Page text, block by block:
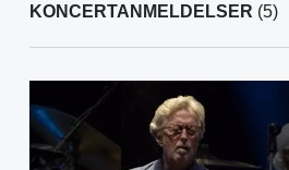
KONCERTANMELDELSER (5)